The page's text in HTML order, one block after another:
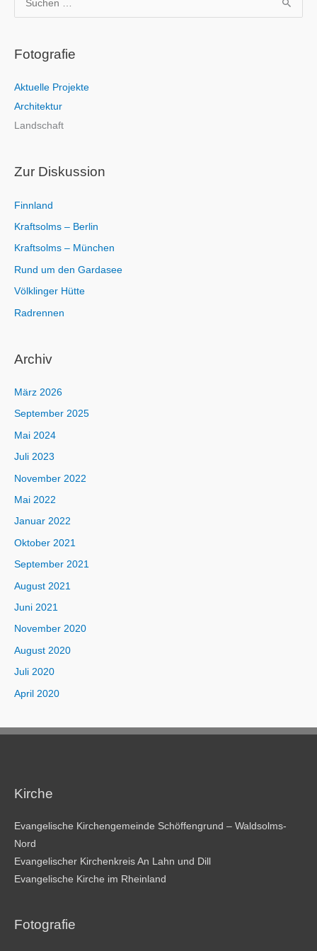
u
h
n
n
a
h
Fotografie
Aktuelle Projekte
Architektur
Landschaft
Zur Diskussion
Finnland
Kraftsolms – Berlin
Kraftsolms – München
Rund um den Gardasee
Völklinger Hütte
Radrennen
Archiv
März 2026
September 2025
Mai 2024
Juli 2023
November 2022
Mai 2022
Januar 2022
Oktober 2021
September 2021
August 2021
Juni 2021
November 2020
August 2020
Juli 2020
April 2020
Kirche
Evangelische Kirchengemeinde Schöffengrund – Waldsolms-
Nord
Evangelischer Kirchenkreis An Lahn und Dill
Evangelische Kirche im Rheinland
Fotografie